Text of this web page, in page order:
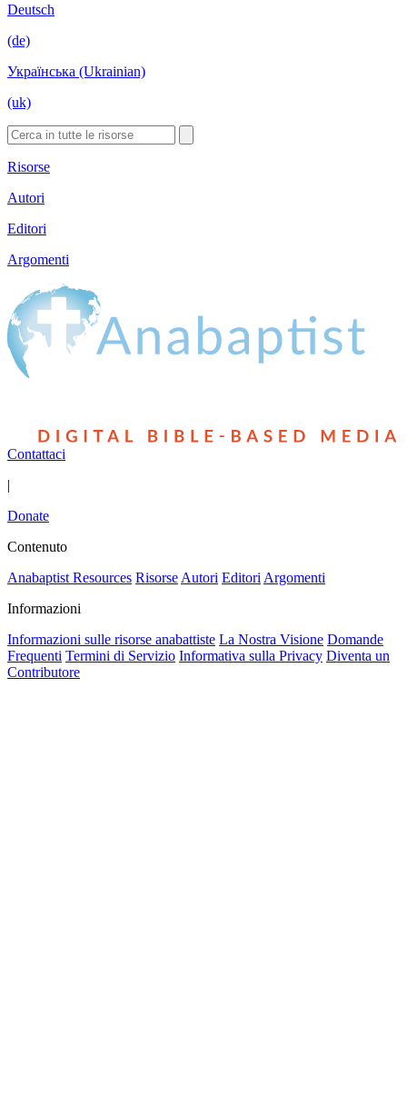
Deutsch
(de)
Українська (Ukrainian)
(uk)
Risorse
Autori
Editori
Argomenti
Contattaci
|
Donate
Contenuto
Anabaptist Resources Risorse Autori Editori Argomenti
Informazioni
Informazioni sulle risorse anabattiste La Nostra Visione Domande
Frequenti Termini di Servizio Informativa sulla Privacy Diventa un
Contributore